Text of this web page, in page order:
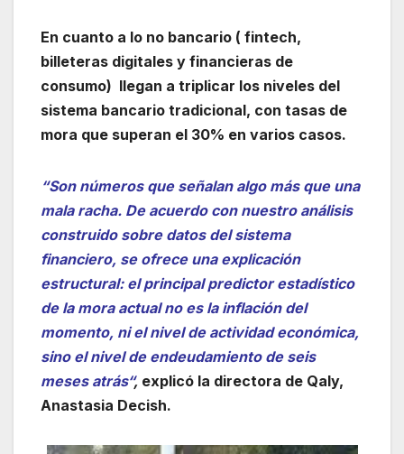
En cuanto a lo no bancario ( fintech,
billeteras digitales y financieras de
consumo) llegan a triplicar los niveles del
sistema bancario tradicional, con tasas de
mora que superan el 30% en varios casos.
“Son números que señalan algo más que una
mala racha. De acuerdo con nuestro análisis
construido sobre datos del sistema
financiero, se ofrece una explicación
estructural: el principal predictor estadístico
de la mora actual no es la inflación del
momento, ni el nivel de actividad económica,
sino el nivel de endeudamiento de seis
meses atrás“, explicó la directora de Qaly,
Anastasia Decish.